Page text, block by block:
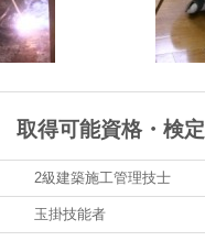
取得可能資格・検定
2級建築施工管理技士
玉掛技能者